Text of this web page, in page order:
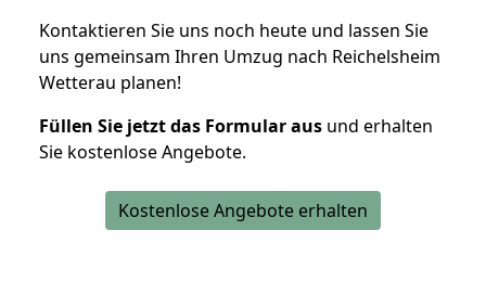
Kontaktieren Sie uns noch heute und lassen Sie
uns gemeinsam Ihren Umzug nach Reichelsheim
Wetterau planen!
Füllen Sie jetzt das Formular aus und erhalten
Sie kostenlose Angebote.
Kostenlose Angebote erhalten